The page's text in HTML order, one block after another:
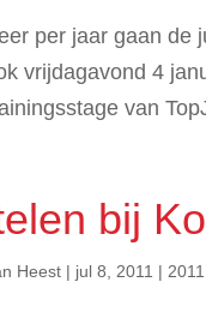
per jaar gaan de
vrijdagavond 4
van
bij
Heest | jul 8, 2011 | 2011